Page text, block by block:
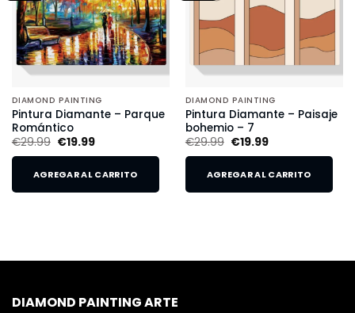
DIAMOND PAINTING
Pintura Diamante – Parque
Romántico
€29.99 €19.99
AGREGAR AL CARRITO
DIAMOND PAINTING
Pintura Diamante – Paisaje
bohemio – 7
€29.99 €19.99
AGREGAR AL CARRITO
DIAMOND PAINTING ARTE